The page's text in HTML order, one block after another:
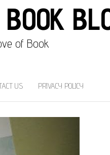
of Book
US PRIVACY POLICY